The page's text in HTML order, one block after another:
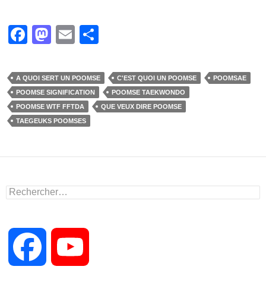
F
c
e
b
o
M
st
o
d
o
E
ail ta
g
er
A QUOI SERT UN POOMSE C'EST QUOI UN POOMSE
POOMSAE
POOMSE SIGNIFICATION
POOMSE TAEKWONDO
POOMSE WTF FFTDA
QUE VEUX DIRE POOMSE
TAEGEUKS POOMSES
Rechercher :